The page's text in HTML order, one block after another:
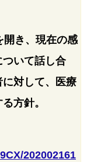
開き、現在の感
いて話し合
対して、医療
方針。
202002161